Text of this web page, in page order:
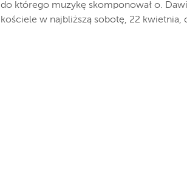
do którego muzykę skomponował o.
kościele w najbliższą sobotę, 22 kwietnia,